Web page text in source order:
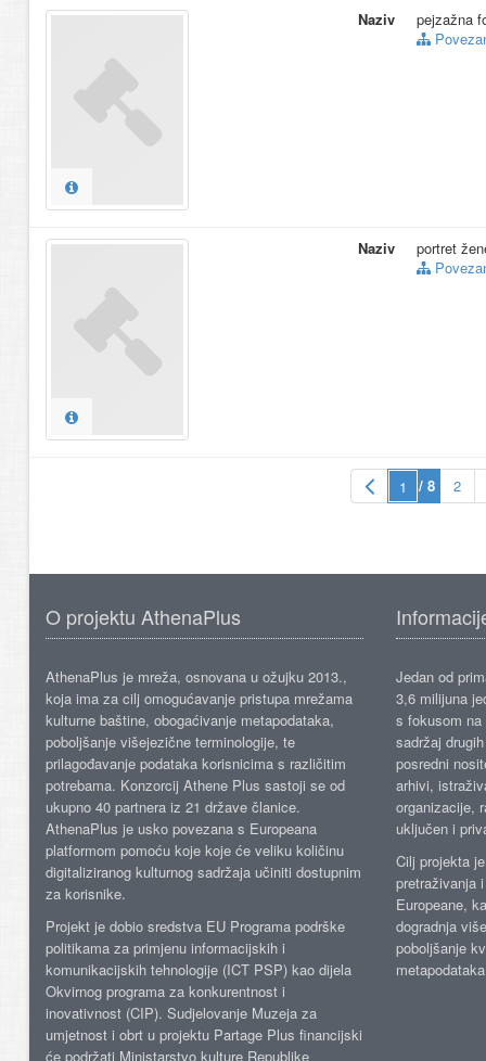
Naziv
pejzažna
Naziv
portret
/ 8 2
O projektu AthenaPlus
AthenaPlus je mreža, osnovana u ožujku 2013.,
koja ima za cilj omogućavanje pristupa mrežama
kulturne baštine, obogaćivanje metapodataka,
poboljšanje višejezične terminologije, te
prilagođavanje podataka korisnicima s različitim
potrebama. Konzorcij Athene Plus sastoji se od
ukupno 40 partnera iz 21 države članice.
AthenaPlus je usko povezana s Europeana
platformom pomoću koje koje će veliku količinu
digitaliziranog kulturnog sadržaja učiniti dostupnim
za korisnike.
Projekt je dobio sredstva EU Programa podrške
politikama za primjenu informacijskih i
komunikacijskih tehnologije (ICT PSP) kao dijela
Okvirnog programa za konkurentnost i
inovativnost (CIP). Sudjelovanje Muzeja za
umjetnost i obrt u projektu Partage Plus financijski
će podržati Ministarstvo kulture Republike
Jedan od
3,6 milijuna
s fokusom
sadržaj
posredni
arhivi,
organizacije,
uključen i
Cilj projekta
pretraživanja
Europeane,
dogradnja
poboljšanje